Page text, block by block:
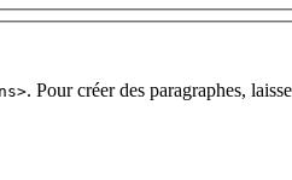
. Pour créer des paragraphes,